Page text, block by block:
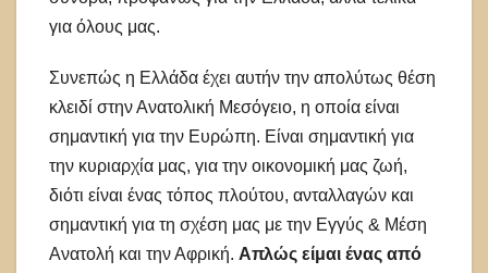
για όλους μας.
Συνεπώς η Ελλάδα έχει αυτήν την απολύτως θέση
κλειδί στην Ανατολική Μεσόγειο, η οποία είναι
σημαντική για την Ευρώπη. Είναι σημαντική για
την κυριαρχία μας, για την οικονομική μας ζωή,
διότι είναι ένας τόπος πλούτου, ανταλλαγών και
σημαντική για τη σχέση μας με την Εγγύς & Μέση
Ανατολή και την Αφρική. Απλώς είμαι ένας από